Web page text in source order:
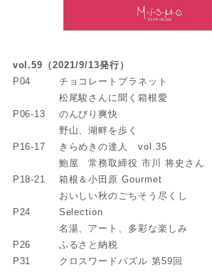
vol.59（2021/9/13発行）
P04
チョコレートプラネット
松尾駿さんに聞く箱根愛
P06-13
のんびり爽快
野山、湖畔を歩く
P16-17
きらめきの達人 vol.35
鮑屋 常務取締役 市川 将史さん
P18-21
箱根＆小田原 Gourmet
おいしい秋のごちそう尽くし
P24
Selection
名湯、アート、多彩な楽しみ
P26
ふるさと納税
P31
クロスワードパズル 第59回